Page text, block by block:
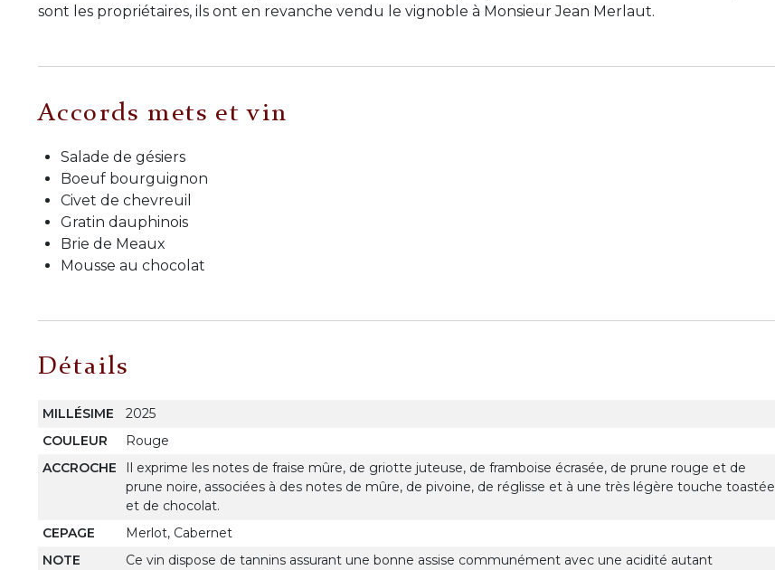
sont les propriétaires, ils ont en revanche vendu le vignoble à Monsieur Jean Merlaut.
Accords mets et vin
Salade de gésiers
Boeuf bourguignon
Civet de chevreuil
Gratin dauphinois
Brie de Meaux
Mousse au chocolat
Détails
MILLÉSIME
2025
COULEUR
Rouge
ACCROCHE
Il exprime les notes de fraise mûre, de griotte juteuse, de framboise écrasée, de prune rouge et de
prune noire, associées à des notes de mûre, de pivoine, de réglisse et à une très légère touche toastée
et de chocolat.
CEPAGE
Merlot, Cabernet
NOTE
Ce vin dispose de tannins assurant une bonne assise communément avec une acidité autant